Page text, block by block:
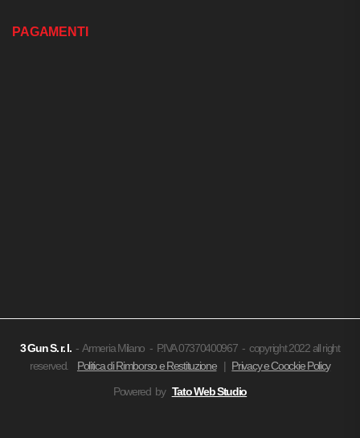
PAGAMENTI
3 GunS. r. l. - Armeria Milano - P.IVA 07370400967 - copyright 2022 all right
reserved. Politica di Rimborso e Restituzione| Privacy e Coockie Policy
Powered by Tato Web Studio